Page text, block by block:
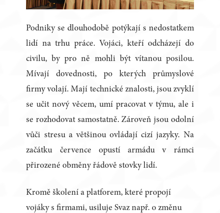
Podniky se dlouhodobě potýkají s nedostatkem
lidí na trhu práce. Vojáci, kteří odcházejí do
civilu, by pro ně mohli být vítanou posilou.
Mívají dovednosti, po kterých průmyslové
firmy volají. Mají technické znalosti, jsou zvyklí
se učit nový věcem, umí pracovat v týmu, ale i
se rozhodovat samostatně. Zároveň jsou odolní
vůči stresu a většinou ovládají cizí jazyky. Na
začátku července opustí armádu v rámci
přirozené obměny řádově stovky lidí.
Kromě školení a platforem, které propojí
vojáky s firmami, usiluje Svaz např. o změnu